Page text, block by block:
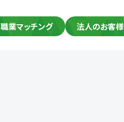
職業マッチング 法人のお客